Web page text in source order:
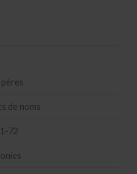
de noms
72